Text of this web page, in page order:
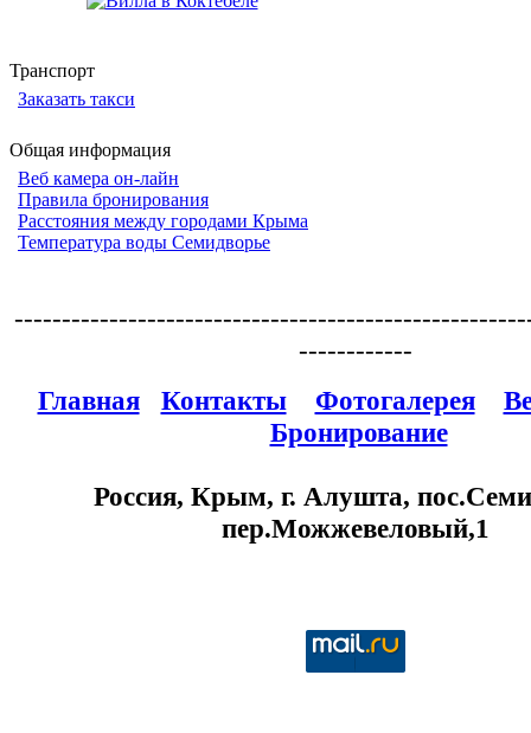
Транспорт
Заказать такси
Общая информация
Веб камера он-лайн
Правила бронирования
Расстояния между городами Крыма
Температура воды Семидворье
------------
Главная
Контакты Фотогалерея
Бронирование
Россия, Крым, г. Алушта,
пер.Можжевеловый,1